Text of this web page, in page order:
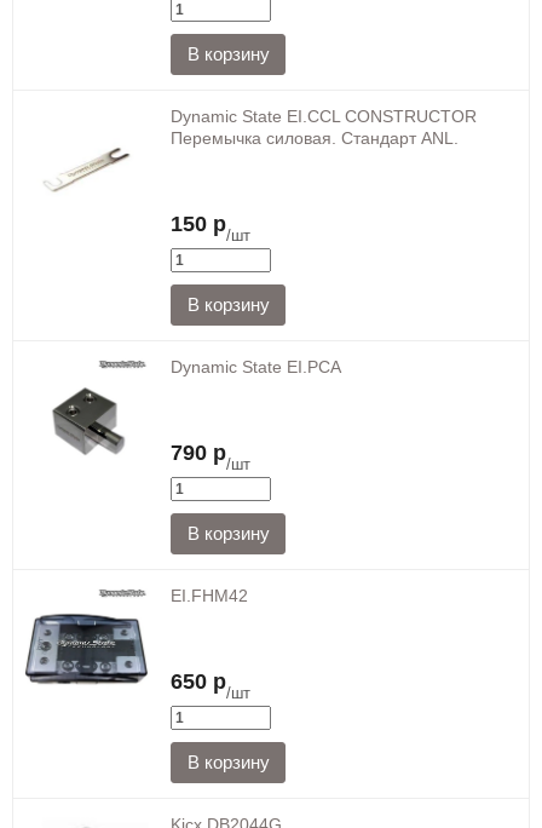
Dynamic State EI.CCL CONSTRUCTOR
Перемычка силовая. Стандарт ANL.
150 р/шт
Dynamic State EI.PCA
790 р/шт
EI.FHM42
650 р/шт